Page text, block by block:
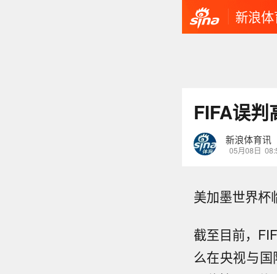
新浪
FIFA误判
新浪体育讯
05月08日
美加墨世界杯
截至目前，
么在央视与